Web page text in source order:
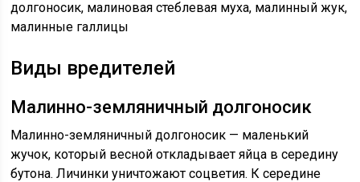
Виды вредителей
Малинно-земляничный долгоносик
Малинно-земляничный долгоносик — маленький
жучок, который весной откладывает яйца в середину
бутона. Личинки уничтожают соцветия. К середине